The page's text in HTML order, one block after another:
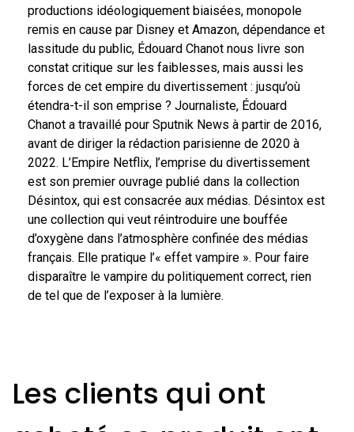
productions idéologiquement biaisées, monopole
remis en cause par Disney et Amazon, dépendance et
lassitude du public, Édouard Chanot nous livre son
constat critique sur les faiblesses, mais aussi les
forces de cet empire du divertissement : jusqu’où
étendra-t-il son emprise ? Journaliste, Édouard
Chanot a travaillé pour Sputnik News à partir de 2016,
avant de diriger la rédaction parisienne de 2020 à
2022. L’Empire Netflix, l’emprise du divertissement
est son premier ouvrage publié dans la collection
Désintox, qui est consacrée aux médias. Désintox est
une collection qui veut réintroduire une bouffée
d’oxygène dans l’atmosphère confinée des médias
français. Elle pratique l’« effet vampire ». Pour faire
disparaître le vampire du politiquement correct, rien
de tel que de l’exposer à la lumière.
Les clients qui ont